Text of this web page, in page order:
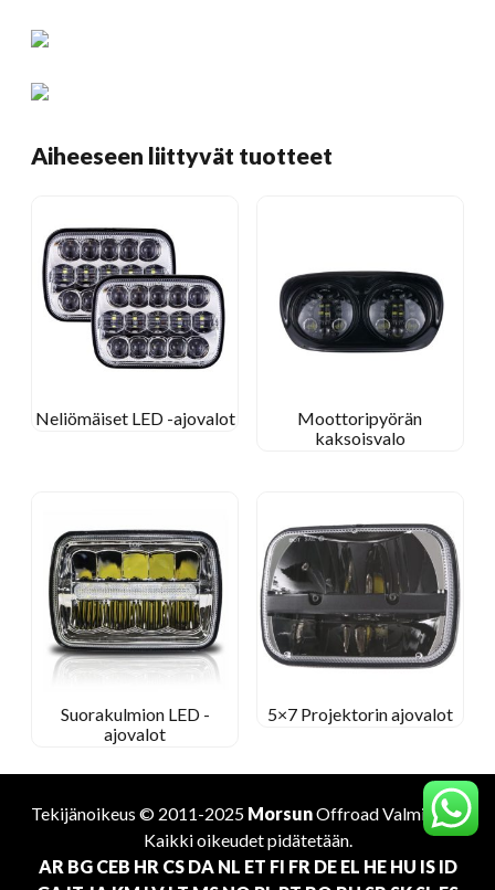
Aiheeseen liittyvät tuotteet
Neliömäiset LED -ajovalot
Moottoripyörän
kaksoisvalo
Suorakulmion LED -
ajovalot
5×7 Projektorin ajovalot
Tekijänoikeus © 2011-2025 MorsunOffroadValmistaja.
Kaikki oikeudet pidätetään.
AR BG CEB HR CS DA NL ET FI FR DE EL HE HU IS ID